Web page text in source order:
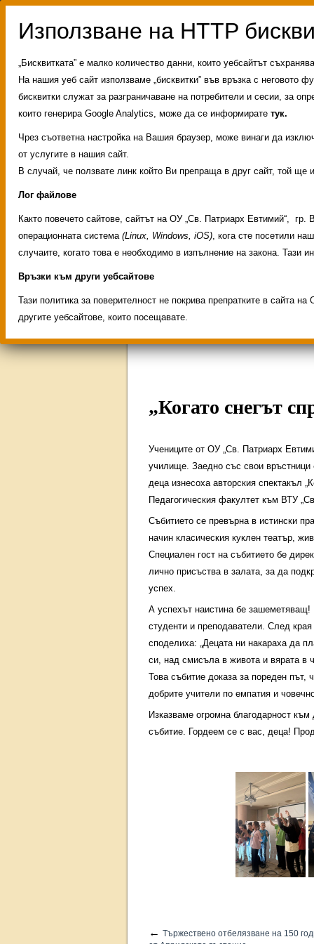
Административни
Свободни места за
„Когато снегът
Учениците от ОУ „Св. Патриарх
училище. Заедно със свои
деца изнесоха авторския спектакъл
Педагогическия факултет към ВТУ
Събитието се превърна в истински
начин класическия куклен театър,
Специален гост на събитието бе
лично присъства в залата, за да
успех.
А успехът наистина бе зашеметяващ!
студенти и преподаватели. След
споделиха: „Децата ни накараха да
си, над смисъла в живота и вярата в
Това събитие доказа за пореден път,
добрите учители по емпатия и
Изказваме огромна благодарност
събитие. Гордеем се с вас, деца!
← Тържествено отбелязване на 150
„Бисквитката” е малко количество данни, които уебсайтът
На нашия уеб сайт използваме „бисквитки” във връзка с неговото
бисквитки служат за разграничаване на потребители и сесии, за
които генерира Google Analytics, може да се информирате тук.
Чрез съответна настройка на Вашия браузер, може винаги да
от услугите в нашия сайт.
В случай, че ползвате линк който Ви препраща в друг сайт, той ще
Лог файлове
Както повечето сайтове, сайтът на ОУ „Св. Патриарх Евтимий“,
операционната система (Linux, Windows, iOS), кога сте посетили
случаите, когато това е необходимо в изпълнение на закона.
Връзки към други уебсайтове
Тази политика за поверителност не покрива препратките в сайта
другите уебсайтове, които посещавате.